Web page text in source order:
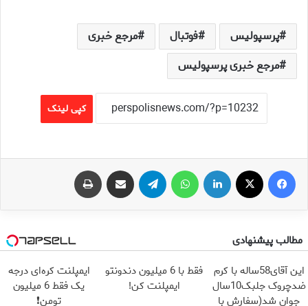
پرسپولیس فوتبال
مرجع خبری
مرجع خبری پرسپولیس
کپی لینک
فیس بوک لینکدین تلگرام اشتراک گذاری از طریق ایمیل
مطالب پیشنهادی
این آقای58ساله با کرم
ضدچروک جلبک10سال
جوان شد(سفارش با
فقط با 6 میلیون دندونتو
ایمپلنت کن!
ایمپلنت کره‌ای درجه
یک فقط 6 میلیون
تومن❗